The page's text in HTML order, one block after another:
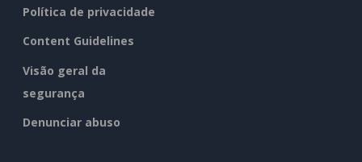
Política de privacidade
Content Guidelines
Visão geral da
segurança
Denunciar abuso